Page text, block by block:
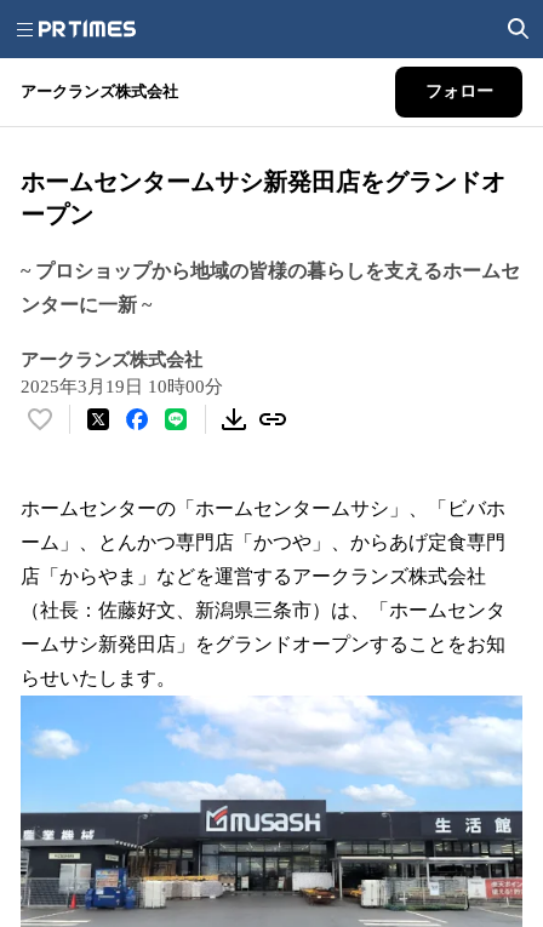
アークランズ株式会社 フォロー
ホームセンタームサシ新発田店をグランドオ
ープン
~ プロショップから地域の皆様の暮らしを支えるホームセ
ンターに一新 ~
アークランズ株式会社
2025年3月19日 10時00分
い
！
数
読
み
込
中
す
ホームセンターの「ホームセンタームサシ」、「ビバホ
ーム」、とんかつ専門店「かつや」、からあげ定食専門
店「からやま」などを運営するアークランズ株式会社
（社長：佐藤好文、新潟県三条市）は、「ホームセンタ
ームサシ新発田店」をグランドオープンすることをお知
らせいたします。